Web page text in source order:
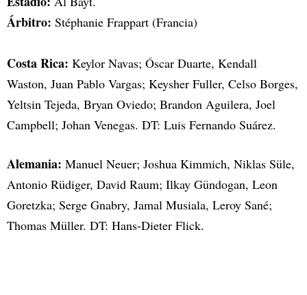
Árbitro: Stéphanie Frappart (Francia)
Costa Rica: Keylor Navas; Óscar Duarte, Kendall
Waston, Juan Pablo Vargas; Keysher Fuller, Celso Borges,
Yeltsin Tejeda, Bryan Oviedo; Brandon Aguilera, Joel
Campbell; Johan Venegas. DT: Luis Fernando Suárez.
Alemania: Manuel Neuer; Joshua Kimmich, Niklas Süle,
Antonio Rüdiger, David Raum; Ilkay Gündogan, Leon
Goretzka; Serge Gnabry, Jamal Musiala, Leroy Sané;
Thomas Müller. DT: Hans-Dieter Flick.